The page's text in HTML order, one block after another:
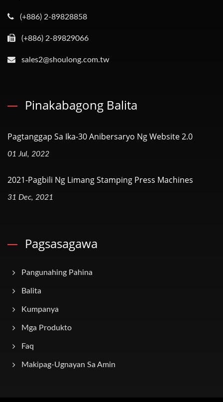
(+886) 2-89828858
(+886) 2-89829066
sales2@shoulong.com.tw
Pinakabagong Balita
Pagtanggap Sa Ika-30 Anibersaryo Ng Website 2.0
01 Jul, 2022
2021-Pagbili Ng Limang Stamping Press Machines
31 Dec, 2021
Pagsasagawa
Pangunahing Pahina
Balita
Kumpanya
Mga Produkto
Faq
Makipag-Ugnayan Sa Amin